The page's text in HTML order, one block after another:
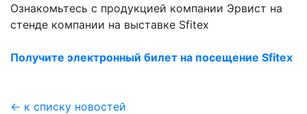
Ознакомьтесь с продукцией компании Эрвист на
стенде компании на выставке Sfitex
Получите электронный билет на посещение Sfitex
← к списку новостей